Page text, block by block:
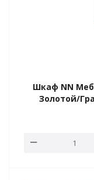
Шкаф NN
Золотой/